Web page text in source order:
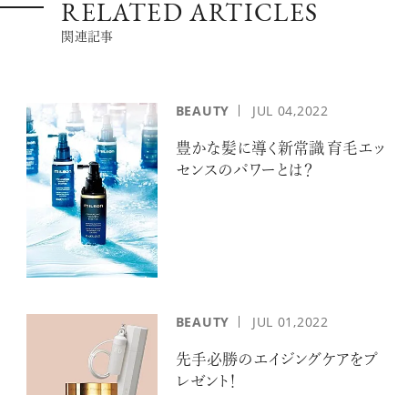
RELATED ARTICLES
関連記事
BEAUTY JUL 04,2022
豊かな髪に導く新常識 育毛エッ
センスのパワーとは？
BEAUTY JUL 01,2022
先手必勝のエイジングケアをプ
レゼント！